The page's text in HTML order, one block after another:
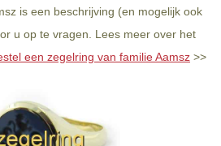
is een beschrijving (en mogelijk ook
u op te vragen. Lees meer over het
een zegelring van familie Aamsz >>